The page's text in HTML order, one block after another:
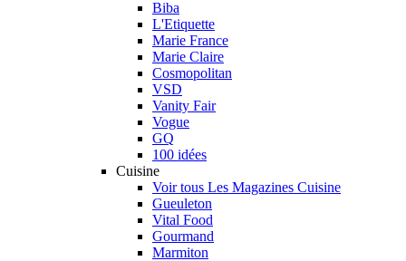
Biba
L'Etiquette
Marie France
Marie Claire
Cosmopolitan
VSD
Vanity Fair
Vogue
GQ
100 idées
Cuisine
Voir tous Les Magazines Cuisine
Gueuleton
Vital Food
Gourmand
Marmiton